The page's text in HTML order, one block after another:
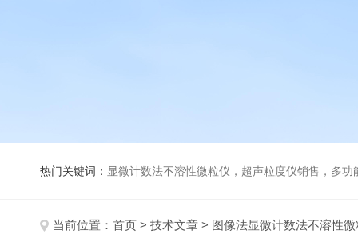
热门关键词： 显微计数法不溶性微粒仪，超声粒度仪销售，多功能超声粒度分析仪，粒度及
当前位置： 首页 > 技术文章 > 图像法显微计数法不溶性